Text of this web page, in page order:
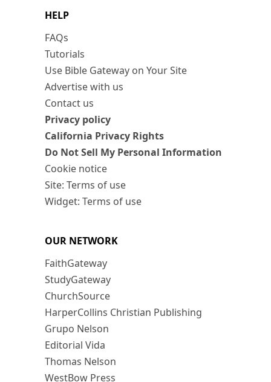
HELP
FAQs
Tutorials
Use Bible Gateway on Your Site
Advertise with us
Contact us
Privacy policy
California Privacy Rights
Do Not Sell My Personal Information
Cookie notice
Site: Terms of use
Widget: Terms of use
OUR NETWORK
FaithGateway
StudyGateway
ChurchSource
HarperCollins Christian Publishing
Grupo Nelson
Editorial Vida
Thomas Nelson
WestBow Press